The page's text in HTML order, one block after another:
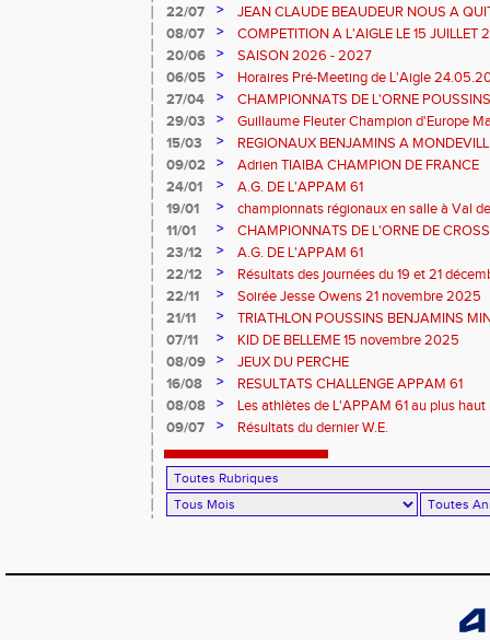
22/07 >
JEAN CLAUDE BEAUDEUR NOUS A
08/07
>
COMPETITION A L'AIGLE LE 15 JUILLET
DES EPREUVES REPORTE A 20 H 45
20/06 >
SAISON 2026 - 2027
06/05
>
Horaires Pré-Meeting de L'Aigle
27/04
>
CHAMPIONNATS DE L'ORNE
L'AIGLE
29/03 >
Guillaume Fleuter Champion d'Europe
15/03
>
REGIONAUX BENJAMINS A
09/02
>
Adrien TIAIBA CHAMPION DE FRANCE
24/01
>
A.G. DE L'APPAM 61
19/01
>
championnats régionaux en salle à Val
11/01
>
CHAMPIONNATS DE L'ORNE DE
2026 et REGIONAUX D'EPREUVES
23/12 >
A.G. DE L'APPAM 61
22/12
>
Résultats des journées du 19 et 21
22/11
>
Soirée Jesse Owens 21 novembre 2025
21/11
>
TRIATHLON POUSSINS BENJAMINS
07/11
>
KID DE BELLEME 15 novembre 2025
08/09
>
JEUX DU PERCHE
16/08
>
RESULTATS CHALLENGE APPAM 61
08/08
>
Les athlètes de L'APPAM 61 au plus
09/07
> Résultats du dernier W.E.